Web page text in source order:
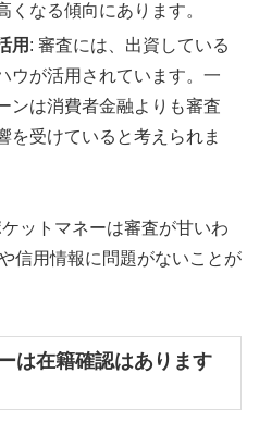
くなる傾向にあります。
用 : 審査には、出資している
ウが活用されています。一
ンは消費者金融よりも審査
を受けていると考えられま
ットマネーは審査が甘いわ
信用情報に問題がないことが
は在籍確認はあります